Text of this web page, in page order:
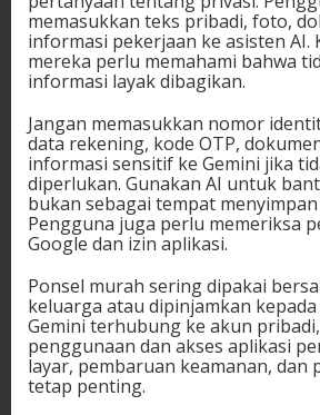
memasukkan teks pribadi, foto,
informasi pekerjaan ke asisten AI.
mereka perlu memahami bahwa
informasi layak dibagikan.
Jangan memasukkan nomor
data rekening, kode OTP,
informasi sensitif ke Gemini jika
diperlukan. Gunakan AI untuk
bukan sebagai tempat
Pengguna juga perlu memeriksa
Google dan izin aplikasi.
Ponsel murah sering dipakai
keluarga atau dipinjamkan kepada
Gemini terhubung ke akun
penggunaan dan akses aplikasi
layar, pembaruan keamanan, dan
tetap penting.